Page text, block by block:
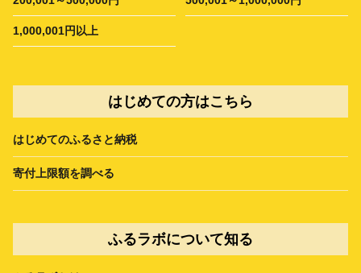
1,000,001円以上
はじめての方はこちら
はじめてのふるさと納税
寄付上限額を調べる
ふるラボについて知る